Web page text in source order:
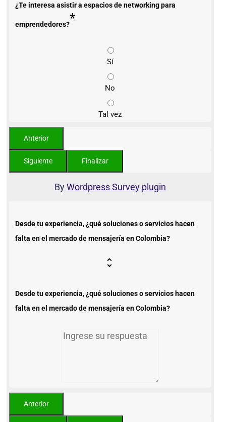
¿Te interesa asistir a espacios de networking para
emprendedores?*
Sí
No
Tal vez
ByWordpress Survey plugin
Desde tu experiencia, ¿qué soluciones o servicios hacen
falta en el mercado de mensajería en Colombia?
Desde tu experiencia, ¿qué soluciones o servicios hacen
falta en el mercado de mensajería en Colombia?